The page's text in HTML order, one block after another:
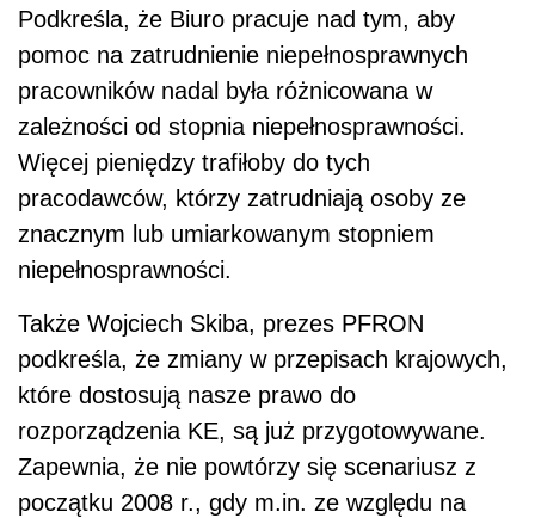
Podkreśla, że Biuro pracuje nad tym, aby
pomoc na zatrudnienie niepełnosprawnych
pracowników nadal była różnicowana w
zależności od stopnia niepełnosprawności.
Więcej pieniędzy trafiłoby do tych
pracodawców, którzy zatrudniają osoby ze
znacznym lub umiarkowanym stopniem
niepełnosprawności.
Także Wojciech Skiba, prezes PFRON
podkreśla, że zmiany w przepisach krajowych,
które dostosują nasze prawo do
rozporządzenia KE, są już przygotowywane.
Zapewnia, że nie powtórzy się scenariusz z
początku 2008 r., gdy m.in. ze względu na